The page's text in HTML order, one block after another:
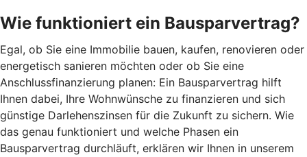
Wie funktioniert ein Bausparvertrag?
Egal, ob Sie eine Immobilie bauen, kaufen, renovieren oder
energetisch sanieren möchten oder ob Sie eine
Anschlussfinanzierung planen: Ein Bausparvertrag hilft
Ihnen dabei, Ihre Wohnwünsche zu finanzieren und sich
günstige Darlehenszinsen für die Zukunft zu sichern. Wie
das genau funktioniert und welche Phasen ein
Bausparvertrag durchläuft, erklären wir Ihnen in unserem